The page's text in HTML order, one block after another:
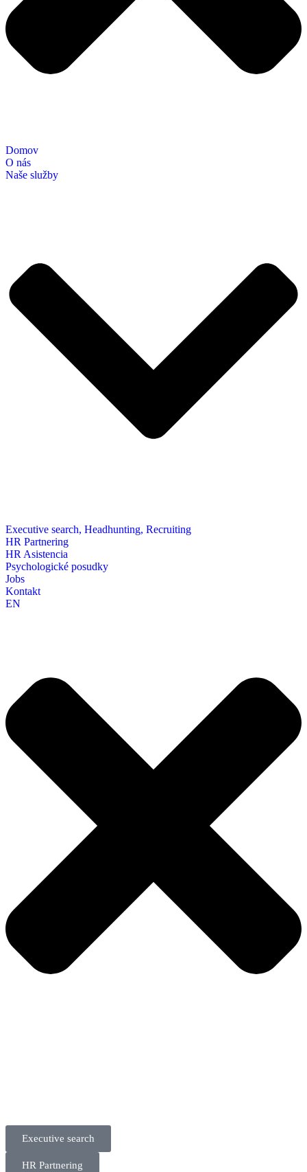
Domov
O nás
Naše služby
Executive search, Headhunting, Recruiting
HR Partnering
HR Asistencia
Psychologické posudky
Jobs
Kontakt
EN
Executive search
HR Partnering